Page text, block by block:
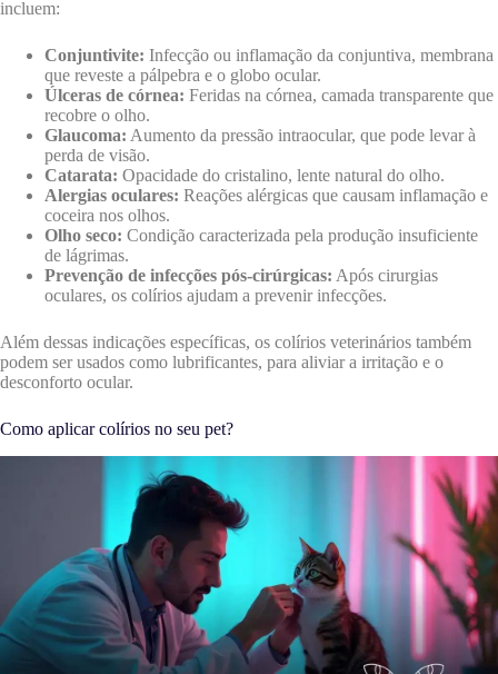
incluem:
Conjuntivite: Infecção ou inflamação da conjuntiva, membrana
que reveste a pálpebra e o globo ocular.
Úlceras de córnea: Feridas na córnea, camada transparente que
recobre o olho.
Glaucoma: Aumento da pressão intraocular, que pode levar à
perda de visão.
Catarata: Opacidade do cristalino, lente natural do olho.
Alergias oculares: Reações alérgicas que causam inflamação e
coceira nos olhos.
Olho seco: Condição caracterizada pela produção insuficiente
de lágrimas.
Prevenção de infecções pós-cirúrgicas: Após cirurgias
oculares, os colírios ajudam a prevenir infecções.
Além dessas indicações específicas, os colírios veterinários também
podem ser usados como lubrificantes, para aliviar a irritação e o
desconforto ocular.
Como aplicar colírios no seu pet?